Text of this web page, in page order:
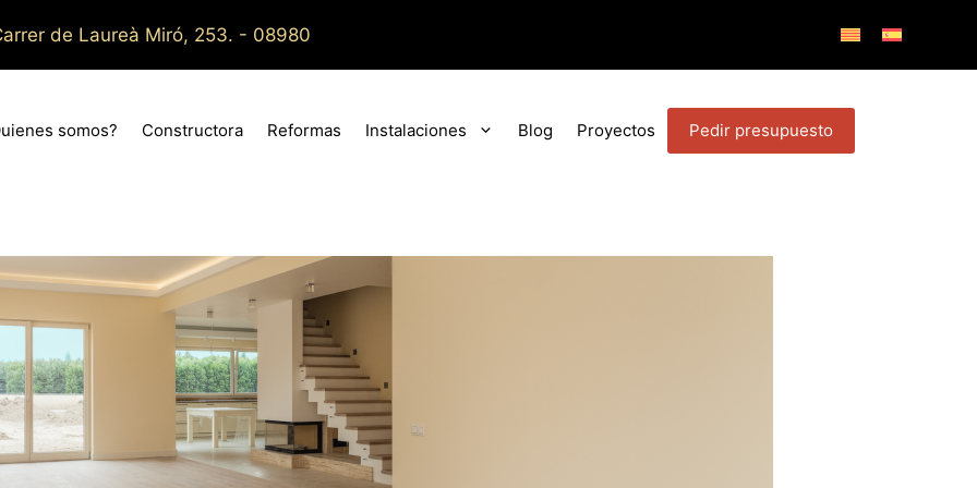
de Laureà Miró, 253. - 08980
somos? Constructora Reformas Instalaciones Blog Proyectos Pedir presupuesto